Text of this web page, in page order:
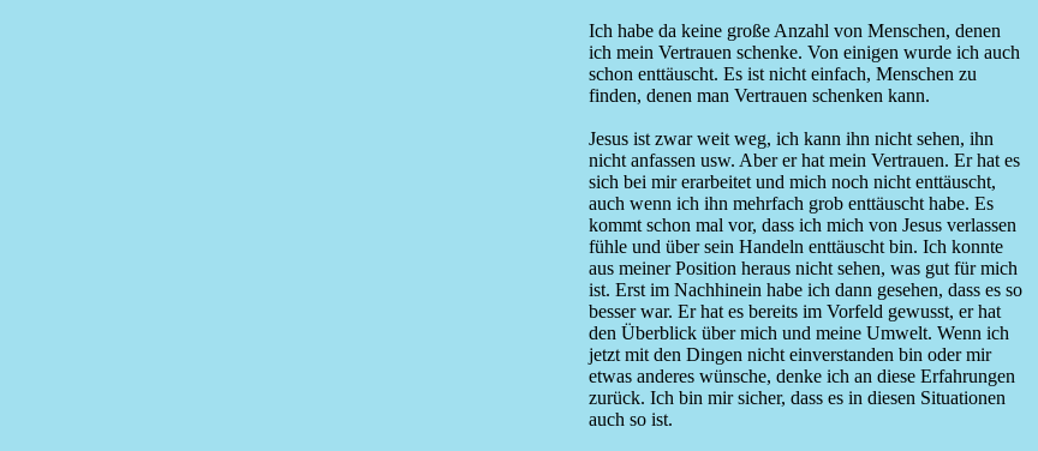
Ich habe da keine große Anzahl von Menschen, denen
ich mein Vertrauen schenke. Von einigen wurde ich auch
schon enttäuscht. Es ist nicht einfach, Menschen zu
finden, denen man Vertrauen schenken kann.
Jesus ist zwar weit weg, ich kann ihn nicht sehen, ihn
nicht anfassen usw. Aber er hat mein Vertrauen. Er hat es
sich bei mir erarbeitet und mich noch nicht enttäuscht,
auch wenn ich ihn mehrfach grob enttäuscht habe. Es
kommt schon mal vor, dass ich mich von Jesus verlassen
fühle und über sein Handeln enttäuscht bin. Ich konnte
aus meiner Position heraus nicht sehen, was gut für mich
ist. Erst im Nachhinein habe ich dann gesehen, dass es so
besser war. Er hat es bereits im Vorfeld gewusst, er hat
den Überblick über mich und meine Umwelt. Wenn ich
jetzt mit den Dingen nicht einverstanden bin oder mir
etwas anderes wünsche, denke ich an diese Erfahrungen
zurück. Ich bin mir sicher, dass es in diesen Situationen
auch so ist.